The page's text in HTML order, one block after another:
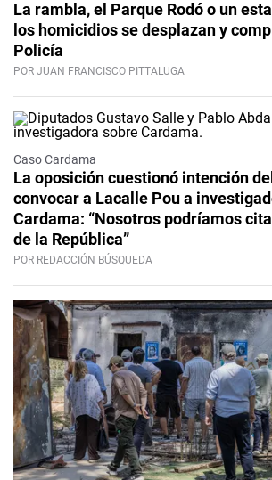
La rambla, el Parque Rodó o un
los homicidios se desplazan y
Policía
POR JUAN FRANCISCO PITTALUGA
Caso Cardama
La oposición cuestionó intención
convocar a Lacalle Pou a
Cardama: “Nosotros podríamos
de la República”
POR REDACCIÓN BÚSQUEDA